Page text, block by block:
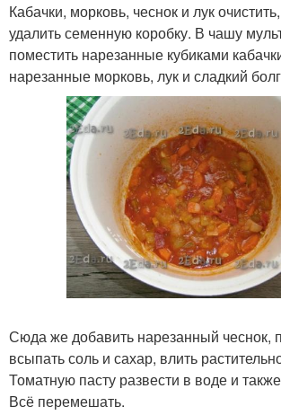
Кабачки, морковь, чеснок и лук
удалить семенную коробку. В чашу
поместить нарезанные кубиками
нарезанные морковь, лук и сладкий
Сюда же добавить нарезанный чеснок,
всыпать соль и сахар, влить
Томатную пасту развести в воде и
Всё перемешать.